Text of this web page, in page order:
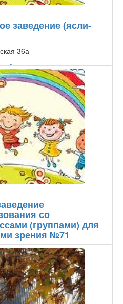
заведение (ясли-
36а
со
(группами) для
зрения №71